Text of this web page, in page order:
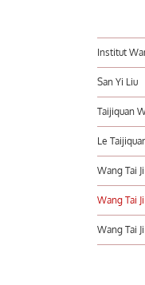
Institut
San Yi Liu
Taijiquan
Le
Wang Tai
Wang Tai
Wang Tai